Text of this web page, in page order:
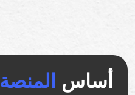
أساس المنصة